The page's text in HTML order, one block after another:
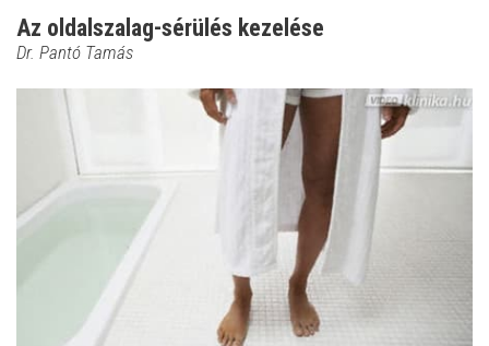
Az oldalszalag-sérülés kezelése
Dr. Pantó Tamás